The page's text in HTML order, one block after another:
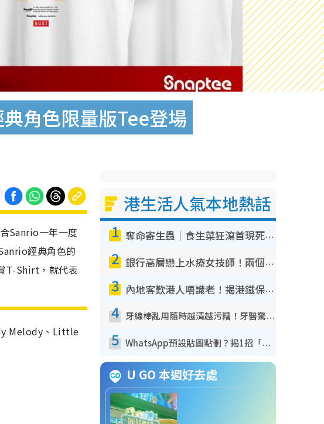
角色限量版Tee登場
Sanrio一年一度
經典角色的
T-Shirt，就代表
Melody、Little
港生活人氣本地熱話
1 奪命寄生蟲｜食生菜狂瀉首現死者！疫潮惡化錄1.8萬宗病例 揭洗菜3大謬誤
2 銀行高層戀上水療女技師！兩個月借128萬驚覺「沉船」沉落火海 揭背後疑似邪教操控賣淫
3 內地客歎港人唔識老！揭港鐵保鮮級冷氣 港人求放過：咪投訴
4 牙線棒亂用隨時越清越污糟！牙醫驚揭盲目過戶細菌恐致蛀牙：呢種先係日常真保養
5 WhatsApp預設貼圖點刪？揭1招「反向操作」還原簡潔介面 附3步實測教學
U GO 本週好去處